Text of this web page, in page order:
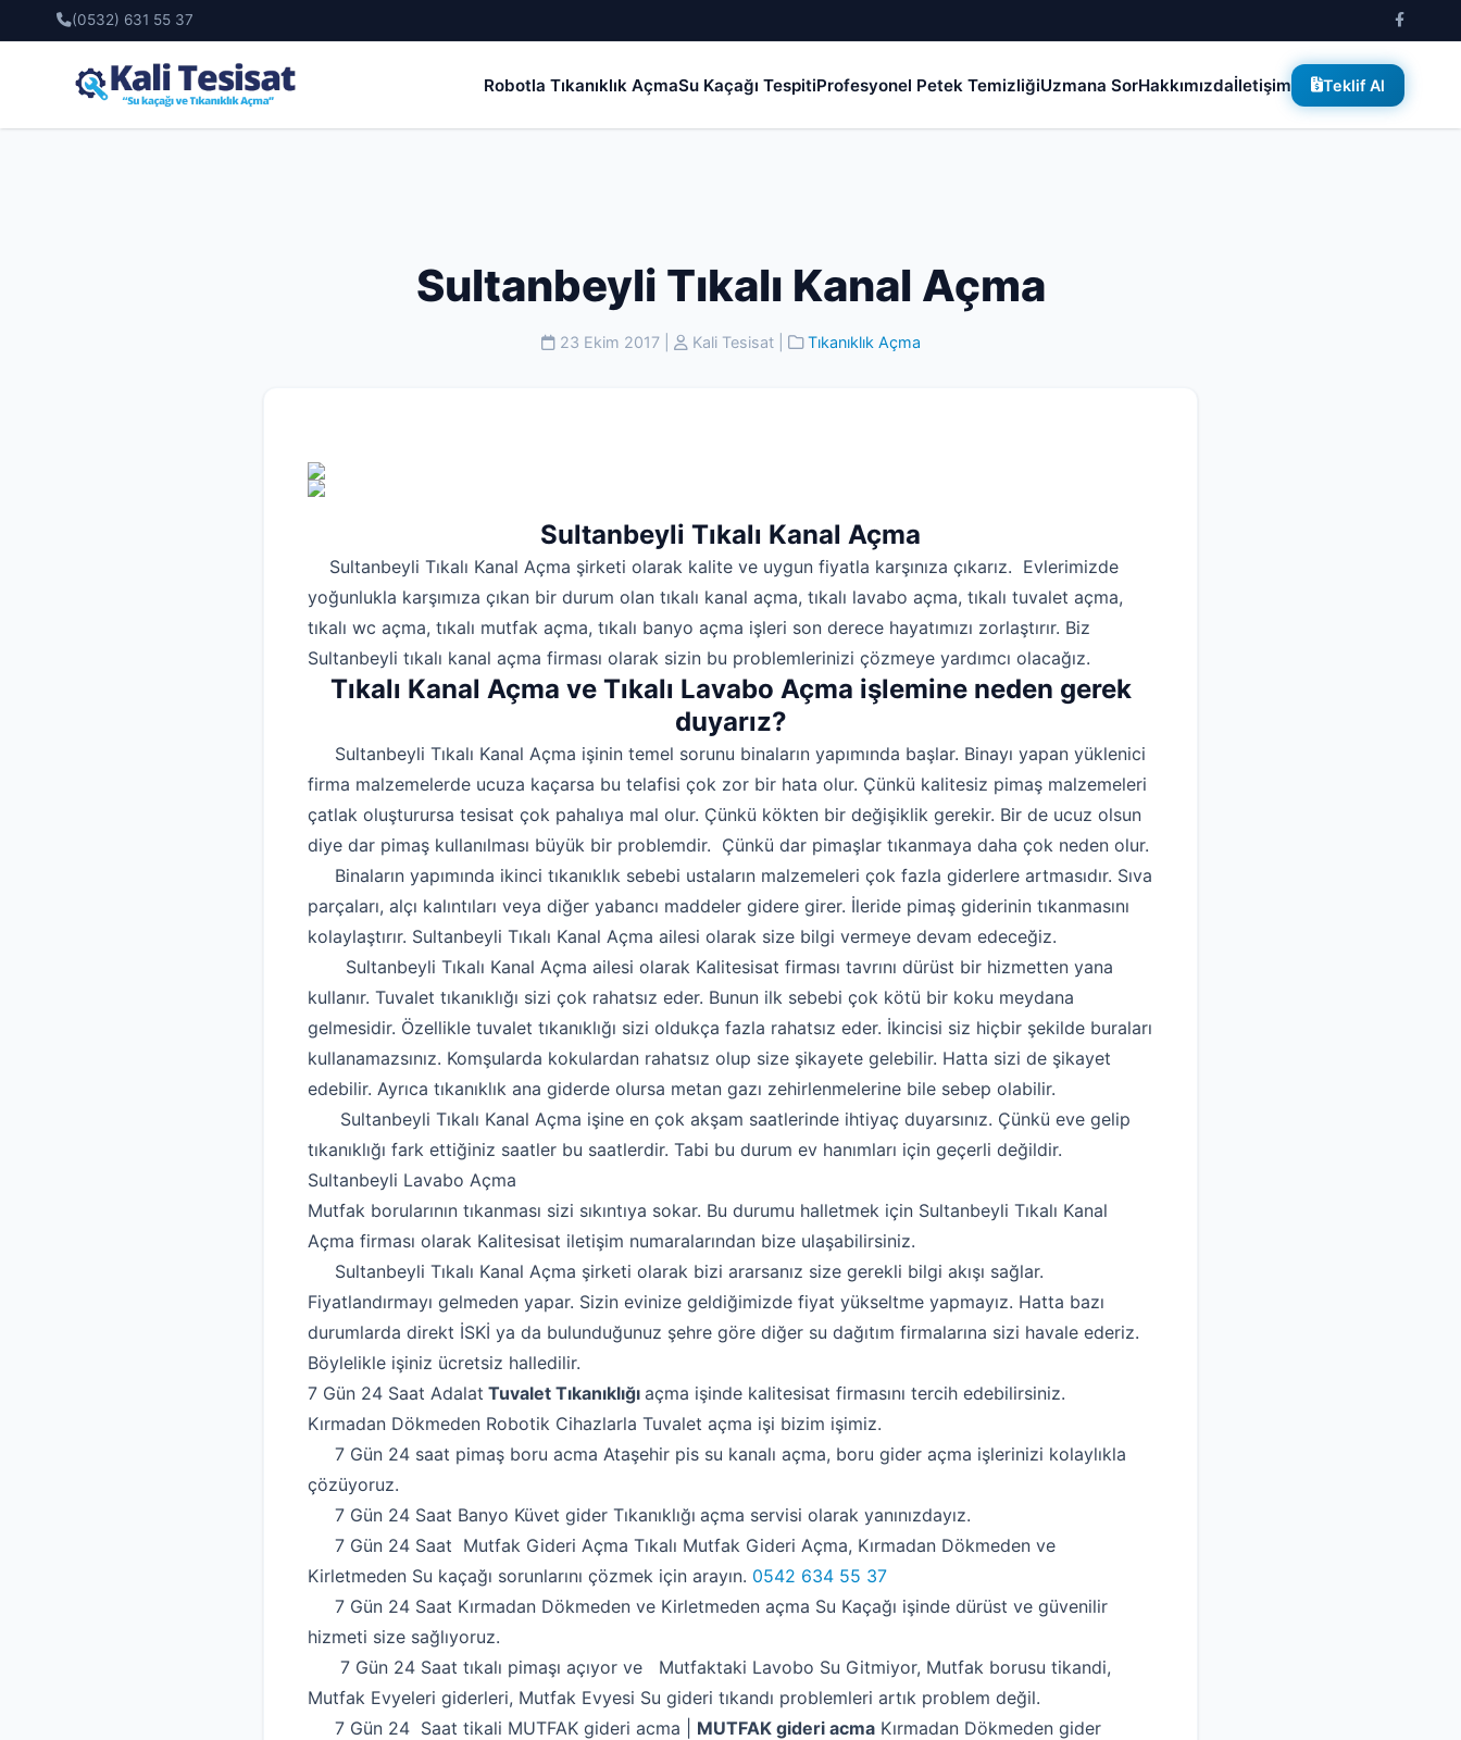
(0532) 631 55 37
Robotla Tıkanıklık AçmaSu Kaçağı TespitiProfesyonel Petek TemizliğiUzmana SorHakkımızdaİletişim Teklif Al
Sultanbeyli Tıkalı Kanal Açma
23 Ekim 2017| Kali Tesisat| Tıkanıklık Açma
Sultanbeyli Tıkalı Kanal Açma
Sultanbeyli Tıkalı Kanal Açma şirketi olarak kalite ve uygun fiyatla karşınıza çıkarız. Evlerimizde
yoğunlukla karşımıza çıkan bir durum olan tıkalı kanal açma, tıkalı lavabo açma, tıkalı tuvalet açma,
tıkalı wc açma, tıkalı mutfak açma, tıkalı banyo açma işleri son derece hayatımızı zorlaştırır. Biz
Sultanbeyli tıkalı kanal açma firması olarak sizin bu problemlerinizi çözmeye yardımcı olacağız.
Tıkalı Kanal Açma ve Tıkalı Lavabo Açma işlemine neden gerek
duyarız?
Sultanbeyli Tıkalı Kanal Açma işinin temel sorunu binaların yapımında başlar. Binayı yapan yüklenici
firma malzemelerde ucuza kaçarsa bu telafisi çok zor bir hata olur. Çünkü kalitesiz pimaş malzemeleri
çatlak oluşturursa tesisat çok pahalıya mal olur. Çünkü kökten bir değişiklik gerekir. Bir de ucuz olsun
diye dar pimaş kullanılması büyük bir problemdir. Çünkü dar pimaşlar tıkanmaya daha çok neden olur.
Binaların yapımında ikinci tıkanıklık sebebi ustaların malzemeleri çok fazla giderlere artmasıdır. Sıva
parçaları, alçı kalıntıları veya diğer yabancı maddeler gidere girer. İleride pimaş giderinin tıkanmasını
kolaylaştırır. Sultanbeyli Tıkalı Kanal Açma ailesi olarak size bilgi vermeye devam edeceğiz.
Sultanbeyli Tıkalı Kanal Açma ailesi olarak Kalitesisat firması tavrını dürüst bir hizmetten yana
kullanır. Tuvalet tıkanıklığı sizi çok rahatsız eder. Bunun ilk sebebi çok kötü bir koku meydana
gelmesidir. Özellikle tuvalet tıkanıklığı sizi oldukça fazla rahatsız eder. İkincisi siz hiçbir şekilde buraları
kullanamazsınız. Komşularda kokulardan rahatsız olup size şikayete gelebilir. Hatta sizi de şikayet
edebilir. Ayrıca tıkanıklık ana giderde olursa metan gazı zehirlenmelerine bile sebep olabilir.
Sultanbeyli Tıkalı Kanal Açma işine en çok akşam saatlerinde ihtiyaç duyarsınız. Çünkü eve gelip
tıkanıklığı fark ettiğiniz saatler bu saatlerdir. Tabi bu durum ev hanımları için geçerli değildir.
Sultanbeyli Lavabo Açma
Mutfak borularının tıkanması sizi sıkıntıya sokar. Bu durumu halletmek için Sultanbeyli Tıkalı Kanal
Açma firması olarak Kalitesisat iletişim numaralarından bize ulaşabilirsiniz.
Sultanbeyli Tıkalı Kanal Açma şirketi olarak bizi ararsanız size gerekli bilgi akışı sağlar.
Fiyatlandırmayı gelmeden yapar. Sizin evinize geldiğimizde fiyat yükseltme yapmayız. Hatta bazı
durumlarda direkt İSKİ ya da bulunduğunuz şehre göre diğer su dağıtım firmalarına sizi havale ederiz.
Böylelikle işiniz ücretsiz halledilir.
7 Gün 24 Saat Adalat Tuvalet Tıkanıklığı açma işinde kalitesisat firmasını tercih edebilirsiniz.
Kırmadan Dökmeden Robotik Cihazlarla Tuvalet açma işi bizim işimiz.
7 Gün 24 saat pimaş boru acma Ataşehir pis su kanalı açma, boru gider açma işlerinizi kolaylıkla
çözüyoruz.
7 Gün 24 Saat Banyo Küvet gider Tıkanıklığı açma servisi olarak yanınızdayız.
7 Gün 24 Saat Mutfak Gideri Açma Tıkalı Mutfak Gideri Açma, Kırmadan Dökmeden ve
Kirletmeden Su kaçağı sorunlarını çözmek için arayın. 0542 634 55 37
7 Gün 24 Saat Kırmadan Dökmeden ve Kirletmeden açma Su Kaçağı işinde dürüst ve güvenilir
hizmeti size sağlıyoruz.
7 Gün 24 Saat tıkalı pimaşı açıyor ve Mutfaktaki Lavobo Su Gitmiyor, Mutfak borusu tikandi,
Mutfak Evyeleri giderleri, Mutfak Evyesi Su gideri tıkandı problemleri artık problem değil.
7 Gün 24 Saat tikali MUTFAK gideri acma | MUTFAK gideri acma Kırmadan Dökmeden gider